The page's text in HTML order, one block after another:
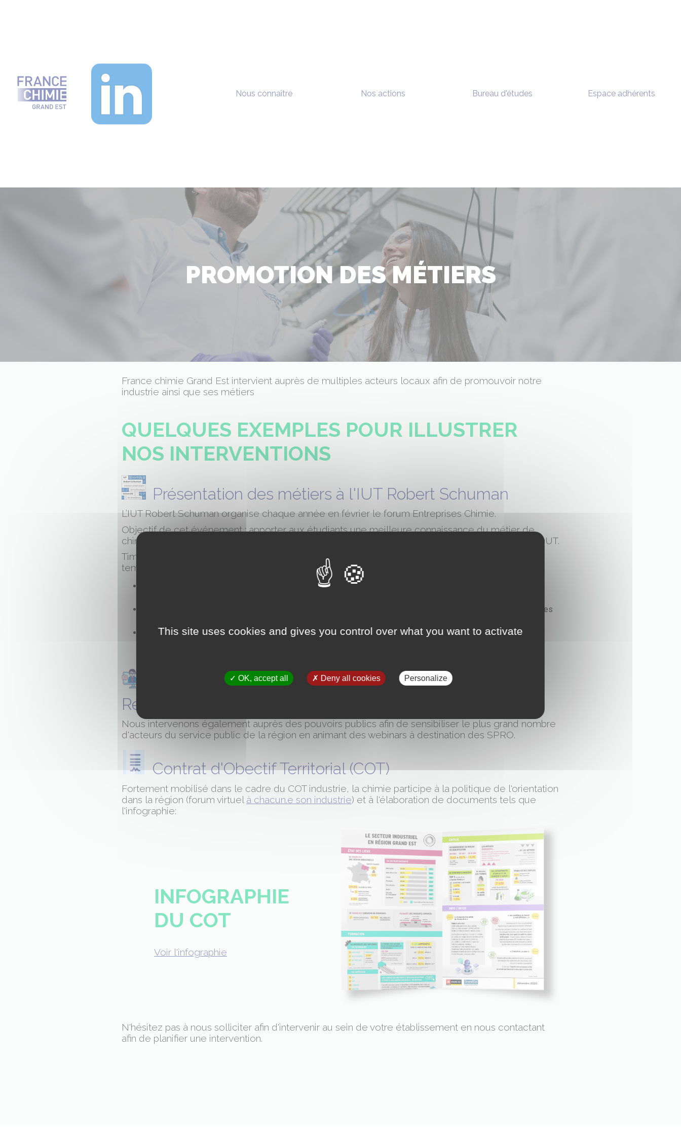
Nous connaître Nos actions Bureau d'études Espace adhérents
PROMOTION DES MÉTIERS
France chimie Grand Est intervient auprès de multiples acteurs locaux afin de promouvoir notre
industrie ainsi que ses métiers
QUELQUES EXEMPLES POUR ILLUSTRER
NOS INTERVENTIONS
Présentation des métiers à l'IUT Robert Schuman
L’IUT Robert Schuman organise chaque année en février le forum Entreprises Chimie.
Objectif de cet événement : apporter aux étudiants une meilleure connaissance du métier de
chimiste en entreprise mais aussi les orienter pour une insertion professionnelle réfléchie post DUT.
Timing serré mais respecté pour cet après-midi consacré aux échanges et découpé en trois
temps forts :
Présentation devant près de 100 étudiants du secteur de la chimie dans le Grand Est (besoin en recrutement,
Forum permettant aux étudiants du DUT Chimie et Licence Professionnelle Analyse et Contrôle d’échanger avec des
Et enfin une partie job/stage-dating. Les étudiants ont eu la possibilité de discuter avec les représentants des
Webinar à destination des SPRO ( Service Public
Régional de l'Orientation)
Nous intervenons également auprès des pouvoirs publics afin de sensibiliser le plus grand nombre
d'acteurs du service public de la région en animant des webinars à destination des SPRO.
Contrat d'Obectif Territorial (COT)
Fortement mobilisé dans le cadre du COT industrie, la chimie participe à la politique de l'orientation
dans la région (forum virtuel à chacun.e son industrie) et à l'élaboration de documents tels que
l'infographie:
INFOGRAPHIE
DU COT
Voir l'infographie
N'hésitez pas à nous solliciter afin d'intervenir au sein de votre établissement en nous contactant
afin de planifier une intervention.
This site uses cookies and gives you control over what you want to activate
OK, accept all Deny all cookies Personalize